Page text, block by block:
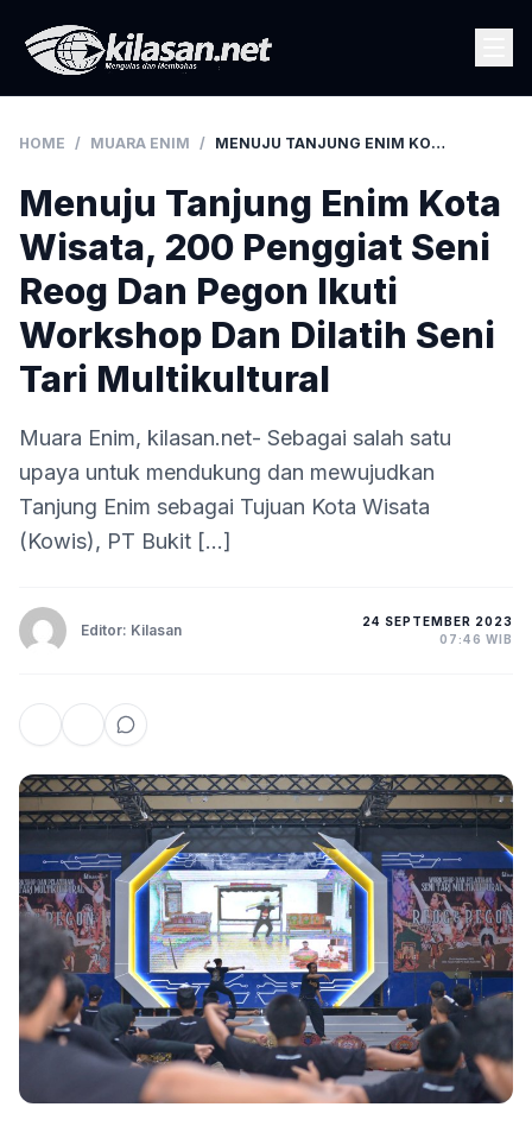
HOME / MUARA ENIM / MENUJU TANJUNG ENIM KOTA WISATA, 200 PENGGIAT SENI REOG DAN PEGON IKUTI WORKSHOP DAN DILATIH SENI TARI MULTIKULTURAL
Menuju Tanjung Enim Kota
Wisata, 200 Penggiat Seni
Reog Dan Pegon Ikuti
Workshop Dan Dilatih Seni
Tari Multikultural
Muara Enim, kilasan.net- Sebagai salah satu
upaya untuk mendukung dan mewujudkan
Tanjung Enim sebagai Tujuan Kota Wisata
(Kowis), PT Bukit […]
Editor: Kilasan
24 SEPTEMBER 2023
07:46 WIB